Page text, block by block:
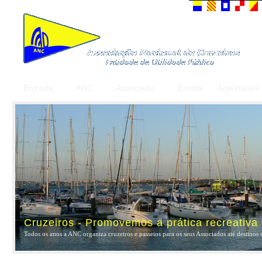
Cruzeiros - Promovemos a prática
Todos os anos a ANC organiza cruzeiros e passeios para os seus Associados até